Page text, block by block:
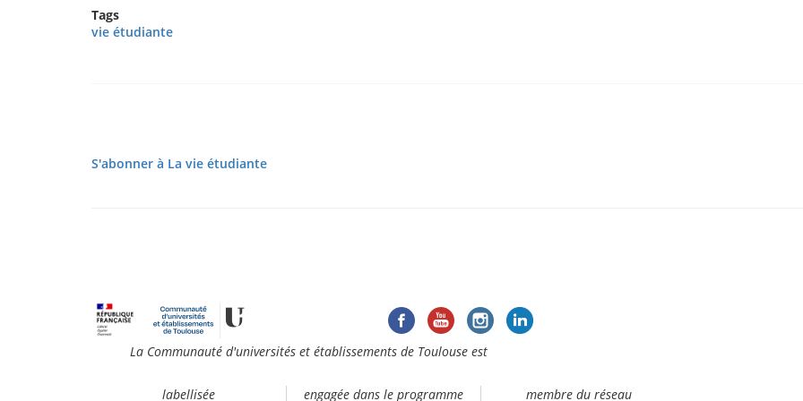
Tags
vie étudiante
S'abonner à La vie étudiante
La Communauté d'universités et établissements de Toulouse est
labellisée engagée dans le programme membre du réseau